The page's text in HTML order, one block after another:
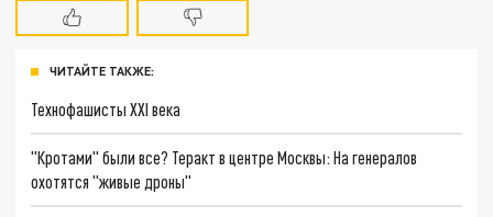
ЧИТАЙТЕ ТАКЖЕ:
Технофашисты XXI века
"Кротами" были все? Теракт в центре Москвы: На генералов
охотятся "живые дроны"